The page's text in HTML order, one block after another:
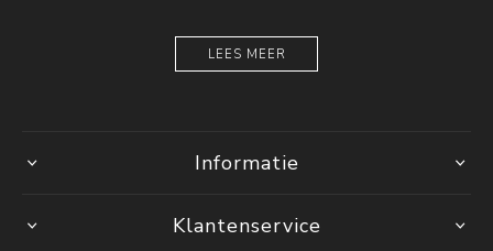
LEES MEER
Informatie
Klantenservice